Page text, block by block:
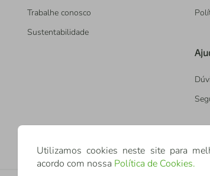
Trabalhe conosco
Sustentabilidade
Utilizamos cookies neste site para
acordo com nossa Política de Cookies.